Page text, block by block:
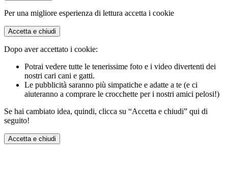
Per una migliore esperienza di lettura accetta i cookie
Accetta e chiudi
Dopo aver accettato i cookie:
Potrai vedere tutte le tenerissime foto e i video divertenti dei
nostri cari cani e gatti.
Le pubblicità saranno più simpatiche e adatte a te (e ci
aiuteranno a comprare le crocchette per i nostri amici pelosi!)
Se hai cambiato idea, quindi, clicca su “Accetta e chiudi” qui di
seguito!
Accetta e chiudi